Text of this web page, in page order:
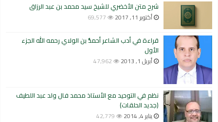
شرح متن الأخضري للشيخ سيد محمد بن عبد الرزاق
أكتوبر 11, 2017 69,577
قراءة في أدب الشاعر أحمدُّ بن الولاي رحمه الله الجزء
الأول
أبريل 1, 2013 47,962
نظم في التوحيد مع الأستاذ محمد فال ولد عبد اللطيف
(جديد الحلقات)
يناير 4, 2014 42,779